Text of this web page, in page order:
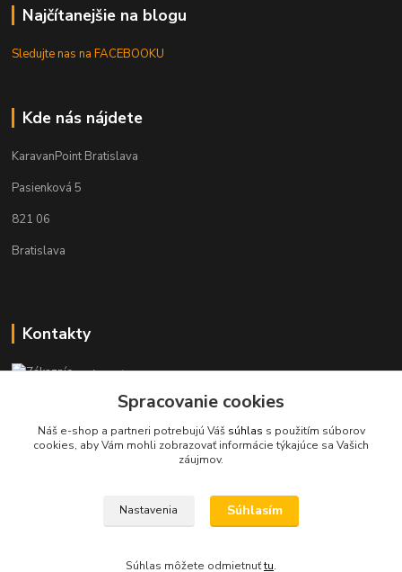
Najčítanejšie na blogu
Sledujte nas na FACEBOOKU
Kde nás nájdete
KaravanPoint Bratislava
Pasienková 5
821 06
Bratislava
Kontakty
Zákaznícka podpora KaravanPoint
+421902309993
(Po-Pia, 9-18 hod.)
info@karavanpoint.sk
Spracovanie cookies
Náš e-shop a partneri potrebujú Váš súhlas s použitím súborov
cookies, aby Vám mohli zobrazovať informácie týkajúce sa Vašich
záujmov.
Nastavenia Súhlasím
Súhlas môžete odmietnuťtu.